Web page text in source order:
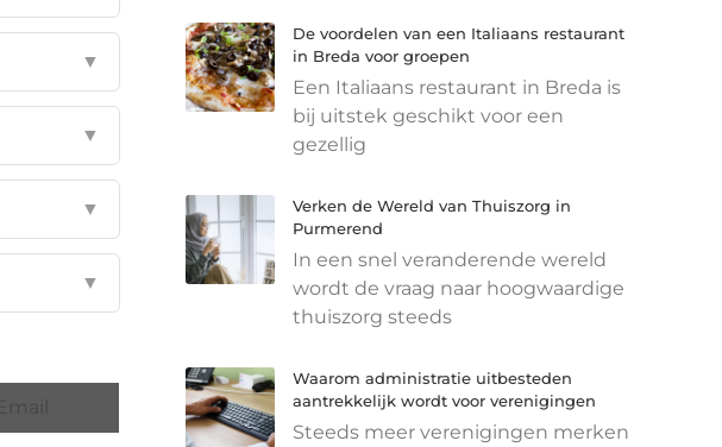
▼
▼
▼
▼
De voordelen van een Italiaans restaurant
in Breda voor groepen
Een Italiaans restaurant in Breda is
bij uitstek geschikt voor een
gezellig
Verken de Wereld van Thuiszorg in
Purmerend
In een snel veranderende wereld
wordt de vraag naar hoogwaardige
thuiszorg steeds
Waarom administratie uitbesteden
aantrekkelijk wordt voor verenigingen
Steeds meer verenigingen merken